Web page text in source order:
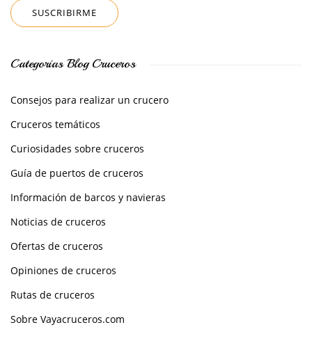
Categorías Blog Cruceros
Consejos para realizar un crucero
Cruceros temáticos
Curiosidades sobre cruceros
Guía de puertos de cruceros
Información de barcos y navieras
Noticias de cruceros
Ofertas de cruceros
Opiniones de cruceros
Rutas de cruceros
Sobre Vayacruceros.com